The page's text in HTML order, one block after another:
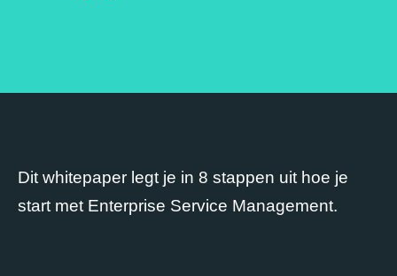
Dit whitepaper legt je in 8 stappen uit hoe je
start met Enterprise Service Management.